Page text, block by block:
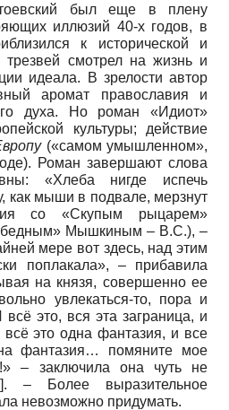
был еще в плену
иллюзий 40-х годов, в
к исторической и
трезвей смотрел на жизнь и
идеала. В зрелости автор
аромат православия и
духа. Но роман «Идиот»
культуры; действие
(«самом умышленном»,
Роман завершают слова
«Хлеба нигде испечь
как мыши в подвале, мерзнут
со «Скупым рыцарем»
Мышкиным – В.С.), –
мере вот здесь, над этим
поплакала», – прибавила
на князя, совершенно ее
увлекаться-то, пора и
всё это, вся эта заграница, и
это одна фантазия, и все
фантазия… помяните мое
– заключила она чуть не
– Более выразительное
невозможно придумать.